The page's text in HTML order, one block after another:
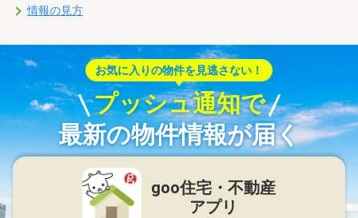
情報の見方
お気に入りの物件を見逃さない！
プッシュ通知で
最新の物件情報が届く
goo住宅・不動産
アプリ